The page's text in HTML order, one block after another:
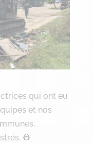
qui ont eu
et nos
👷